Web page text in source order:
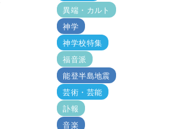
異端・カルト
神学
神学校特集
福音派
能登半島地震
芸術・芸能
訃報
音楽